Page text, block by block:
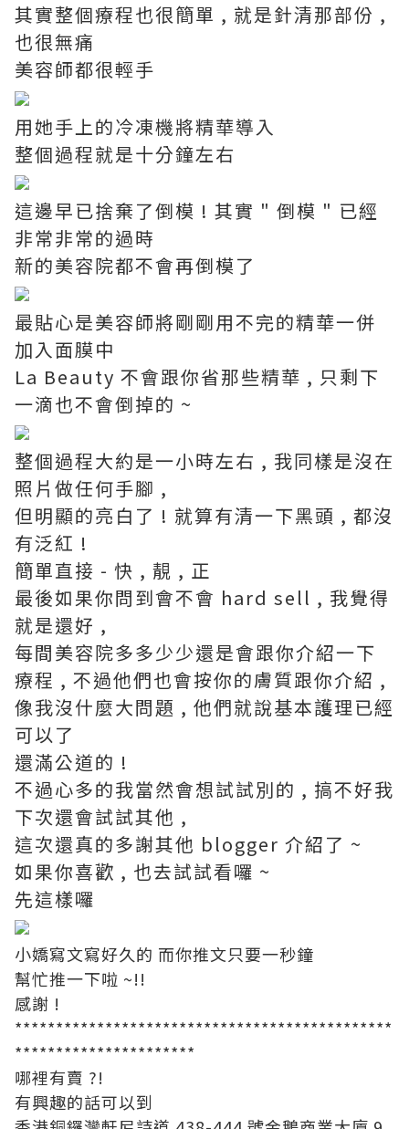
其實整個療程也很簡單 , 就是針清那部份 ,
也很無痛
美容師都很輕手
用她手上的冷凍機將精華導入
整個過程就是十分鐘左右
這邊早已捨棄了倒模 ! 其實 " 倒模 " 已經
非常非常的過時
新的美容院都不會再倒模了
最貼心是美容師將剛剛用不完的精華一併
加入面膜中
La Beauty 不會跟你省那些精華 , 只剩下
一滴也不會倒掉的 ~
整個過程大約是一小時左右 , 我同樣是沒在
照片做任何手腳 ,
但明顯的亮白了 ! 就算有清一下黑頭 , 都沒
有泛紅 !
簡單直接 - 快 , 靚 , 正
最後如果你問到會不會 hard sell , 我覺得
就是還好 ,
每間美容院多多少少還是會跟你介紹一下
療程 , 不過他們也會按你的膚質跟你介紹 ,
像我沒什麼大問題 , 他們就說基本護理已經
可以了
還滿公道的 !
不過心多的我當然會想試試別的 , 搞不好我
下次還會試試其他 ,
這次還真的多謝其他 blogger 介紹了 ~
如果你喜歡 , 也去試試看囉 ~
先這樣囉
小嬌寫文寫好久的 而你推文只要一秒鐘
幫忙推一下啦 ~!!
感謝 !
**********************************************
**********************
哪裡有賣 ?!
有興趣的話可以到